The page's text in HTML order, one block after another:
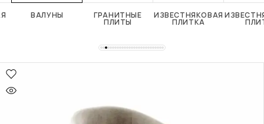
ВАЛУНЫ ГРАНИТНЫЕ
ПЛИТЫ
ИЗВЕСТНЯКОВАЯ
ПЛИТКА